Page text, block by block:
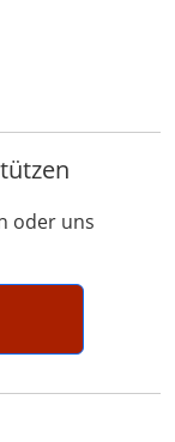
oder uns